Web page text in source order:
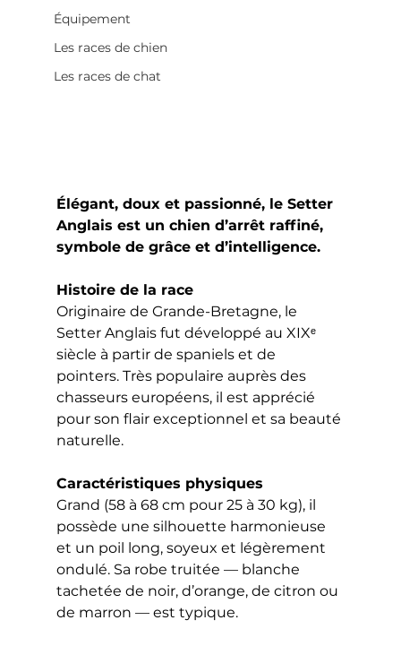
Équipement
Les races de chien
Les races de chat
Élégant, doux et passionné, le Setter
Anglais est un chien d’arrêt raffiné,
symbole de grâce et d’intelligence.
Histoire de la race
Originaire de Grande-Bretagne, le
Setter Anglais fut développé au XIXᵉ
siècle à partir de spaniels et de
pointers. Très populaire auprès des
chasseurs européens, il est apprécié
pour son flair exceptionnel et sa beauté
naturelle.
Caractéristiques physiques
Grand (58 à 68 cm pour 25 à 30 kg), il
possède une silhouette harmonieuse
et un poil long, soyeux et légèrement
ondulé. Sa robe truitée — blanche
tachetée de noir, d’orange, de citron ou
de marron — est typique.